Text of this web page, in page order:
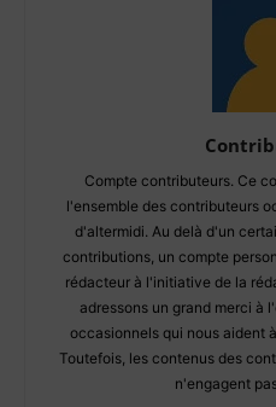
Compte contributeurs. Ce
l'ensemble des contributeurs
d'altermidi. Au delà d'un
contributions, un compte
rédacteur à l'initiative de la
adressons un grand merci à
occasionnels qui nous aident
Toutefois, les contenus des
n'engagent